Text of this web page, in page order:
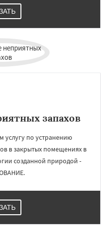
запахов
услугу по устранению
в закрытых помещениях в
созданной природой -